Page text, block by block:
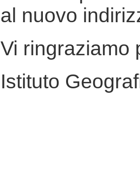
al nuovo
Vi ringraziamo
Istituto